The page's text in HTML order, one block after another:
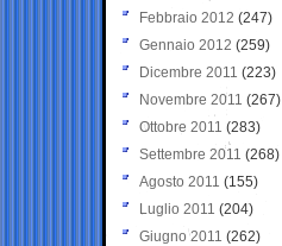
Febbraio 2012 (247)
Gennaio 2012 (259)
Dicembre 2011 (223)
Novembre 2011 (267)
Ottobre 2011 (283)
Settembre 2011 (268)
Agosto 2011 (155)
Luglio 2011 (204)
Giugno 2011 (262)